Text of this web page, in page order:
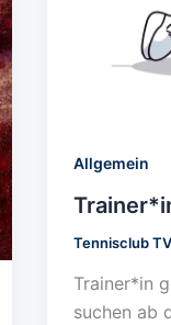
Allgemein
Tennisclub TV
Trainer*in
suchen ab